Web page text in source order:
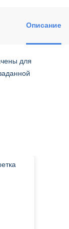
Описание
для